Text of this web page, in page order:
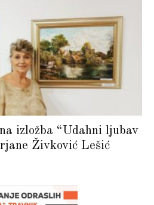
izložba “Udahni ljubav
Živković Lešić